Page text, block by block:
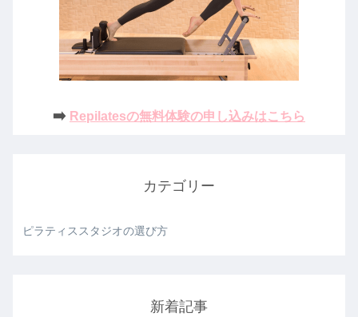
➡️ Repilatesの無料体験の申し込みはこちら
カテゴリー
ピラティススタジオの選び方
新着記事